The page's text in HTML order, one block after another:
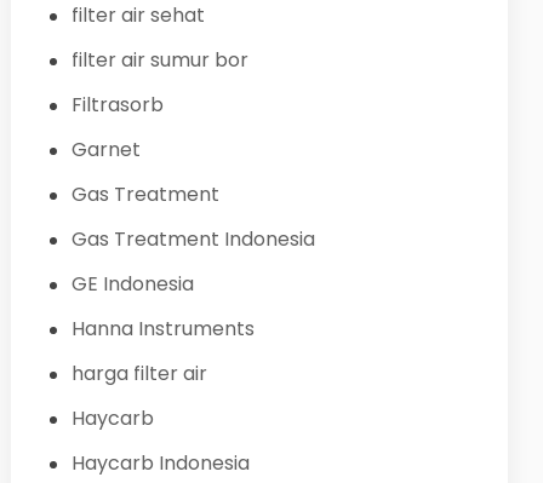
filter air sehat
filter air sumur bor
Filtrasorb
Garnet
Gas Treatment
Gas Treatment Indonesia
GE Indonesia
Hanna Instruments
harga filter air
Haycarb
Haycarb Indonesia